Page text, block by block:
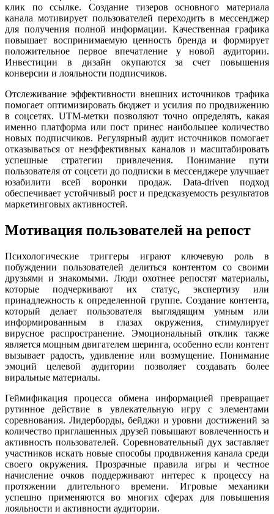
клик по ссылке. Создание тизеров основного материала
канала мотивирует пользователей переходить в мессенджер
для получения полной информации. Качественная графика
повышает воспринимаемую ценность бренда и формирует
положительное первое впечатление у новой аудитории.
Инвестиции в дизайн окупаются за счет повышения
конверсии и лояльности подписчиков.
Отслеживание эффективности внешних источников трафика
помогает оптимизировать бюджет и усилия по продвижению
в соцсетях. UTM-метки позволяют точно определять, какая
именно платформа или пост принес наибольшее количество
новых подписчиков. Регулярный аудит источников помогает
отказываться от неэффективных каналов и масштабировать
успешные стратегии привлечения. Понимание пути
пользователя от соцсети до подписки в мессенджере улучшает
юзабилити всей воронки продаж. Data-driven подход
обеспечивает устойчивый рост и предсказуемость результатов
маркетинговых активностей.
Мотивация пользователей на репост
Психологические триггеры играют ключевую роль в
побуждении пользователей делиться контентом со своими
друзьями и знакомыми. Люди охотнее репостят материалы,
которые подчеркивают их статус, экспертизу или
принадлежность к определенной группе. Создание контента,
который делает пользователя выглядящим умным или
информированным в глазах окружения, стимулирует
вирусное распространение. Эмоциональный отклик также
является мощным двигателем шеринга, особенно если контент
вызывает радость, удивление или возмущение. Понимание
эмоций целевой аудитории позволяет создавать более
виральные материалы.
Геймификация процесса обмена информацией превращает
рутинное действие в увлекательную игру с элементами
соревнования. Лидерборды, бейджи и уровни достижений за
количество приглашенных друзей повышают вовлеченность и
активность пользователей. Соревновательный дух заставляет
участников искать новые способы продвижения канала среди
своего окружения. Прозрачные правила игры и честное
начисление очков поддерживают интерес к процессу на
протяжении длительного времени. Игровые механики
успешно применяются во многих сферах для повышения
лояльности и активности аудитории.